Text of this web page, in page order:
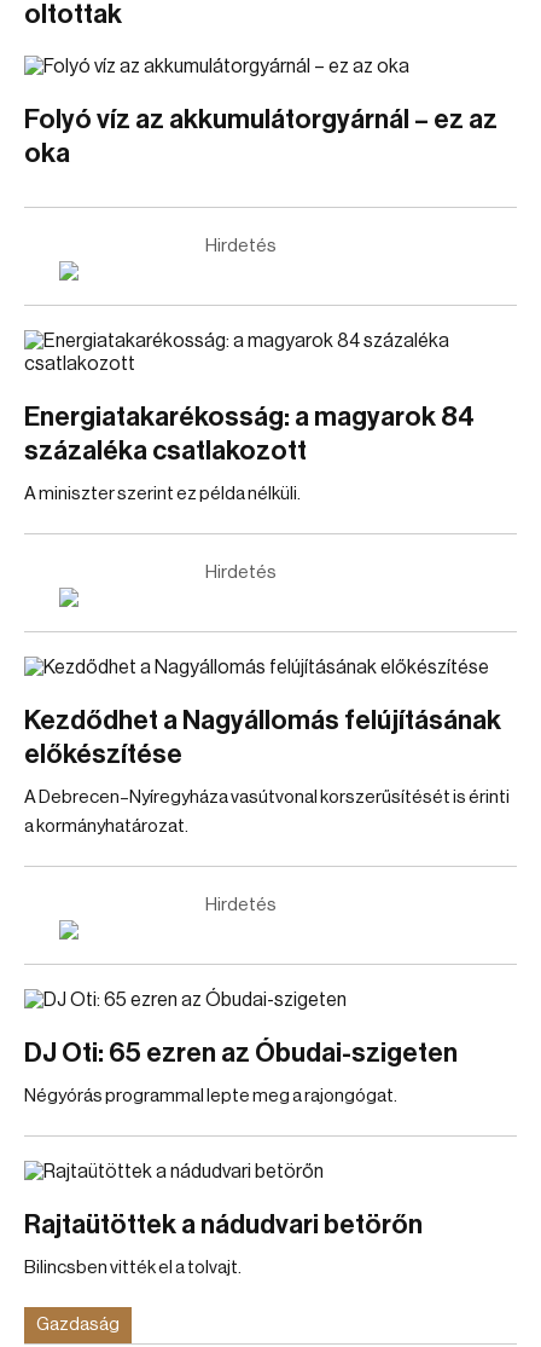
oltottak
Folyó víz az akkumulátorgyárnál – ez az
oka
Hirdetés
Energiatakarékosság: a magyarok 84
százaléka csatlakozott
A miniszter szerint ez példa nélküli.
Hirdetés
Kezdődhet a Nagyállomás felújításának
előkészítése
A Debrecen–Nyíregyháza vasútvonal korszerűsítését is érinti
a kormányhatározat.
Hirdetés
DJ Oti: 65 ezren az Óbudai-szigeten
Négyórás programmal lepte meg a rajongógat.
Rajtaütöttek a nádudvari betörőn
Bilincsben vitték el a tolvajt.
Gazdaság